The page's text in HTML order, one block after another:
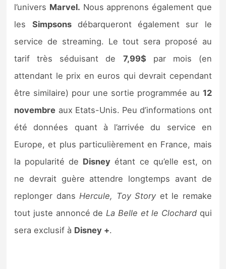
l’univers Marvel. Nous apprenons également que
les Simpsonsdébarqueront également sur le
service de streaming. Le tout sera proposé au
tarif très séduisant de 7,99$ par mois (en
attendant le prix en euros qui devrait cependant
être similaire) pour une sortie programmée au 12
novembre aux Etats-Unis. Peu d’informations ont
été données quant à l’arrivée du service en
Europe, et plus particulièrement en France, mais
la popularité de Disney étant ce qu’elle est, on
ne devrait guère attendre longtemps avant de
replonger dansHercule, Toy Story et le remake
tout juste annoncé deLa Belle et le Clochard qui
sera exclusif à Disney +.